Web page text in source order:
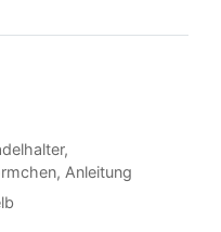
Anleitung